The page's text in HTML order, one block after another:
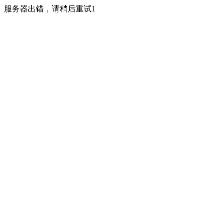
服务器出错，请稍后重试1